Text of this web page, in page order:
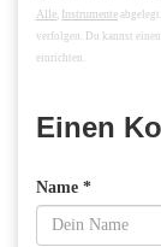
Alle Instrumente
verfolgen. Du kannst einen
einrichten.
Einen
Name *